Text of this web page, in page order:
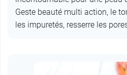
Geste beauté multi action, le
les impuretés, resserre les